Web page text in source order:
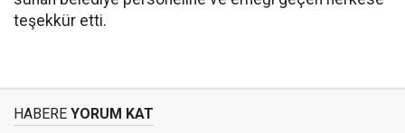
teşekkür etti.
HABERE YORUM KAT